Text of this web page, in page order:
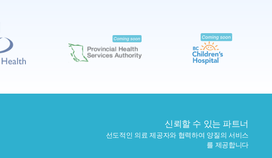
신뢰할 수 있는 파트너
선도적인 의료 제공자와 협력하여 양질의 서비스
를 제공합니다